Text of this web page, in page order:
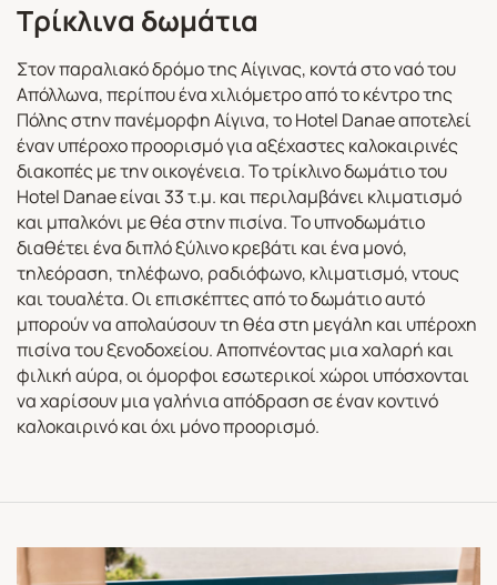
Τρίκλινα δωμάτια
Στον παραλιακό δρόμο της Αίγινας, κοντά στο ναό του
Απόλλωνα, περίπου ένα χιλιόμετρο από το κέντρο της
Πόλης στην πανέμορφη Αίγινα, το Hotel Danae αποτελεί
έναν υπέροχο προορισμό για αξέχαστες καλοκαιρινές
διακοπές με την οικογένεια. Το τρίκλινο δωμάτιο του
Hotel Danae είναι 33 τ.μ. και περιλαμβάνει κλιματισμό
και μπαλκόνι με θέα στην πισίνα. Το υπνοδωμάτιο
διαθέτει ένα διπλό ξύλινο κρεβάτι και ένα μονό,
τηλεόραση, τηλέφωνο, ραδιόφωνο, κλιματισμό, ντους
και τουαλέτα. Οι επισκέπτες από το δωμάτιο αυτό
μπορούν να απολαύσουν τη θέα στη μεγάλη και υπέροχη
πισίνα του ξενοδοχείου. Αποπνέοντας μια χαλαρή και
φιλική αύρα, οι όμορφοι εσωτερικοί χώροι υπόσχονται
να χαρίσουν μια γαλήνια απόδραση σε έναν κοντινό
καλοκαιρινό και όχι μόνο προορισμό.